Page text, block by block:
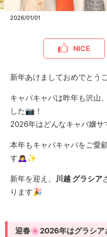
2026/01/01
NICE
新年あけましておめでとう
キャバキャバは昨年も沢山
した📷！
2026年はどんなキャバ嬢
本年もキャバキャバをご愛
す🙇‍♀️✨
新年を迎え、 川越 グラシア
ります🎉
迎春🌸2026年はグラシ